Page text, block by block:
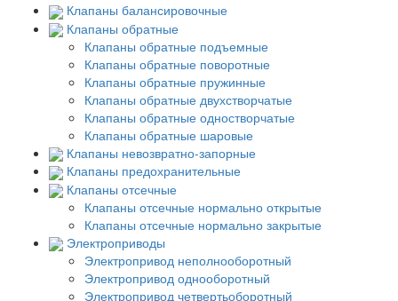
Клапаны балансировочные
Клапаны обратные
Клапаны обратные подъемные
Клапаны обратные поворотные
Клапаны обратные пружинные
Клапаны обратные двухстворчатые
Клапаны обратные одностворчатые
Клапаны обратные шаровые
Клапаны невозвратно-запорные
Клапаны предохранительные
Клапаны отсечные
Клапаны отсечные нормально открытые
Клапаны отсечные нормально закрытые
Электроприводы
Электропривод неполнооборотный
Электропривод однооборотный
Электропривод четвертьоборотный